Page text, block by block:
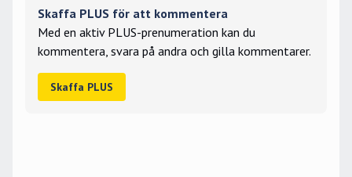
Skaffa PLUS för att kommentera
Med en aktiv PLUS-prenumeration kan du
kommentera, svara på andra och gilla kommentarer.
Skaffa PLUS